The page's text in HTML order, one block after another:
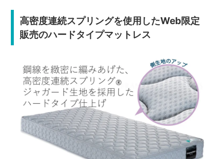
高密度連続スプリングを使用したWeb限定
販売のハードタイプマットレス